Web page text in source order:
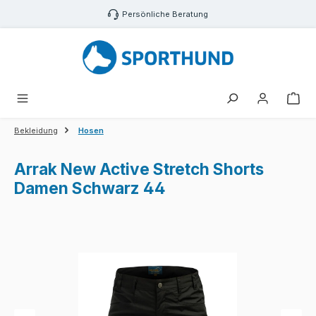
Zum Hauptinhalt springen Persönliche Beratung
Bekleidung Hosen
Arrak New Active Stretch Shorts
Damen Schwarz 44